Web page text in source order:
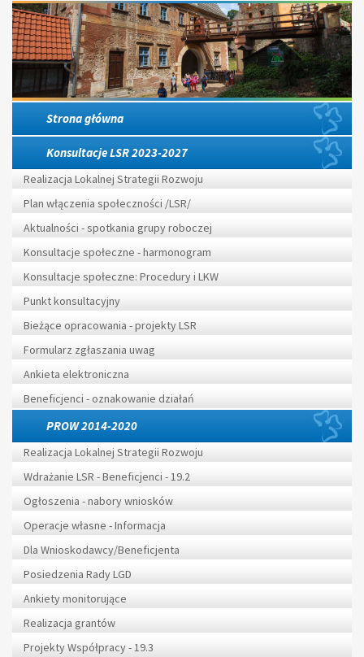
Strona główna
Konsultacje LSR 2023-2027
Realizacja Lokalnej Strategii Rozwoju
Plan włączenia społeczności /LSR/
Aktualności - spotkania grupy roboczej
Konsultacje społeczne - harmonogram
Konsultacje społeczne: Procedury i LKW
Punkt konsultacyjny
Bieżące opracowania - projekty LSR
Formularz zgłaszania uwag
Ankieta elektroniczna
Beneficjenci - oznakowanie działań
PROW 2014-2020
Realizacja Lokalnej Strategii Rozwoju
Wdrażanie LSR - Beneficjenci - 19.2
Ogłoszenia - nabory wniosków
Operacje własne - Informacja
Dla Wnioskodawcy/Beneficjenta
Posiedzenia Rady LGD
Ankiety monitorujące
Realizacja grantów
Projekty Współpracy - 19.3